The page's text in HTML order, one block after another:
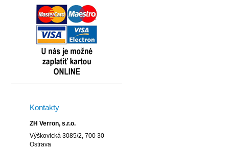
Kontakty
ZH Verron, s.r.o.
Výškovická 3085/2, 700 30
Ostrava